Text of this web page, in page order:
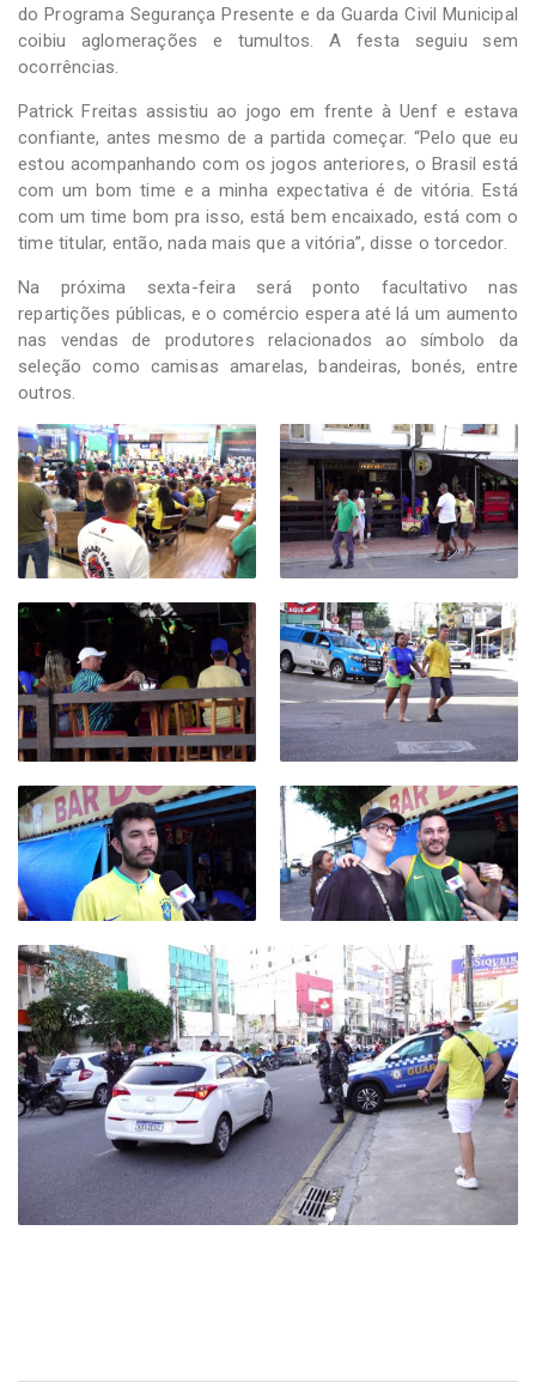
do Programa Segurança Presente e da Guarda Civil Municipal
coibiu aglomerações e tumultos. A festa seguiu sem
ocorrências.
Patrick Freitas assistiu ao jogo em frente à Uenf e estava
confiante, antes mesmo de a partida começar. “Pelo que eu
estou acompanhando com os jogos anteriores, o Brasil está
com um bom time e a minha expectativa é de vitória. Está
com um time bom pra isso, está bem encaixado, está com o
time titular, então, nada mais que a vitória”, disse o torcedor.
Na próxima sexta-feira será ponto facultativo nas
repartições públicas, e o comércio espera até lá um aumento
nas vendas de produtores relacionados ao símbolo da
seleção como camisas amarelas, bandeiras, bonés, entre
outros.